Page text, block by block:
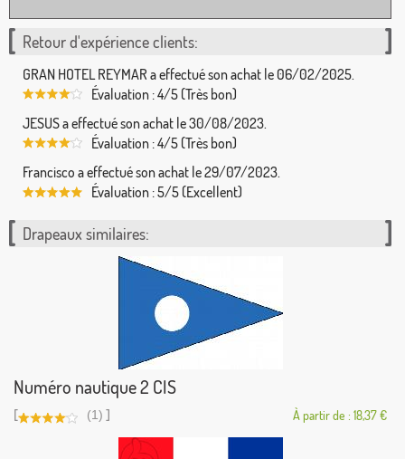
Retour d'expérience clients:
GRAN HOTEL REYMAR a effectué son achat le 06/02/2025.
Évaluation : 4/5 (Très bon)
JESUS a effectué son achat le 30/08/2023.
Évaluation : 4/5 (Très bon)
Francisco a effectué son achat le 29/07/2023.
Évaluation : 5/5 (Excellent)
Drapeaux similaires:
Numéro nautique 2 CIS
[ (1) ] À partir de : 18,37 €